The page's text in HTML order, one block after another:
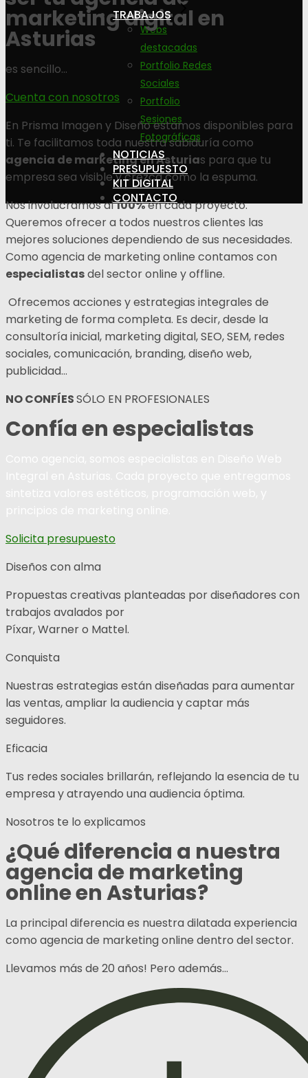
TRABAJOS
Webs
destacadas
Portfolio Redes
Sociales
Portfolio
Sesiones
Fotográficas
NOTICIAS
PRESUPUESTO
KIT DIGITAL
CONTACTO
marketing digital en
Asturias
es sencillo…
Cuenta con nosotros
En Prisma Imagen y Diseño estamos disponibles para
ti. Te facilitamos toda nuestra sabiduría como
agencia de marketing en Asturias para que tu
empresa sea visible y crezca como la espuma.
Nos involucramos al100%en cada proyecto.
Queremos ofrecer a todos nuestros clientes las
mejores soluciones dependiendo de sus necesidades.
Como agencia de marketing online contamos con
especialistasdel sector online y offline.
Ofrecemos acciones y estrategias integrales de
marketing de forma completa. Es decir, desde la
consultoría inicial, marketing digital, SEO, SEM, redes
sociales, comunicación, branding, diseño web,
publicidad…
NO CONFÍESSÓLO EN PROFESIONALES
Confía en especialistas
Solicita presupuesto
Diseños con alma
Propuestas creativas planteadas por diseñadores con
trabajos avalados por
Píxar, Warner o Mattel.
Conquista
Nuestras estrategias están diseñadas para aumentar
las ventas, ampliar la audiencia y captar más
seguidores.
Eficacia
Tus redes sociales brillarán, reflejando la esencia de tu
empresa y atrayendo una audiencia óptima.
Nosotros te lo explicamos
¿Qué diferencia a nuestra
agencia de marketing
online en Asturias?
La principal diferencia es nuestra dilatada experiencia
como agencia de marketing online dentro del sector.
Llevamos más de 20 años! Pero además…